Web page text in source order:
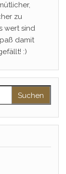
zu
wert sind
damit
:)